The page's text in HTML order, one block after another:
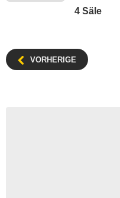
4 Säle
VORHERIGE